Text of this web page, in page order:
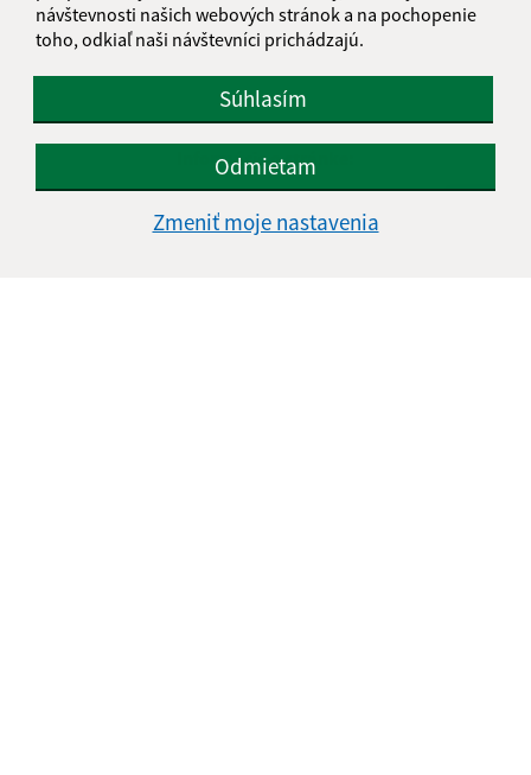
návštevnosti našich webových stránok a na pochopenie
toho, odkiaľ naši návštevníci prichádzajú.
Súhlasím
Odmietam
Zmeniť moje nastavenia
Informácie o stránke:
Autorské práva